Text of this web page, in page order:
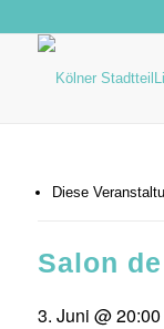
Diese
Salon
3. Juni @ 20:00